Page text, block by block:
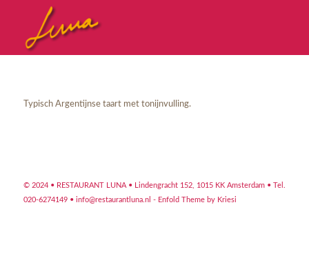
Typisch Argentijnse taart met tonijnvulling.
© 2024 • RESTAURANT LUNA • Lindengracht 152, 1015 KK Amsterdam • Tel.
020-6274149 • info@restaurantluna.nl - Enfold Theme by Kriesi